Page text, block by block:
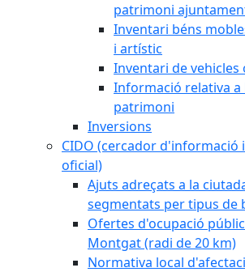
patrimoni
Inventari béns
i artístic
Inventari de vehicles
Informació relativa a
patrimoni
Inversions
CIDO (cercador d'informació
oficial)
Ajuts adreçats a la
segmentats per tipus de
Ofertes d'ocupació
Montgat (radi de 20 km)
Normativa local